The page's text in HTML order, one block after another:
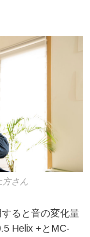
方さん
ると音の変化量
Helix +とMC-